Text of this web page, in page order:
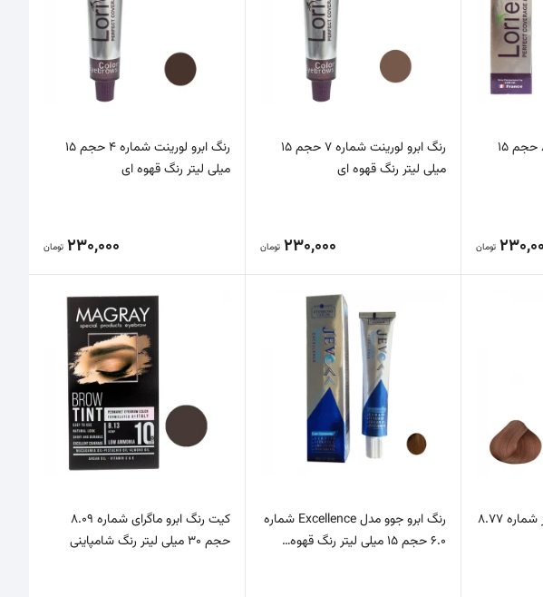
رنگ ابرو لورینت شماره 8 حجم 15
تومان
رنگ ابرو لورینت شماره 7 حجم 15
میلی لیتر رنگ قهوه ای
230,000 تومان
رنگ ابرو لورینت شماره 4 حجم 15
میلی لیتر رنگ قهوه ای
230,000 تومان
کیت رنگ ابرو داماسک رُز شماره 8.77
رنگ ابرو جوو مدل Excellence شماره
6.0 حجم 15 میلی لیتر رنگ قهوه…
کیت رنگ ابرو ماگرای شماره 8.09
حجم 30 میلی لیتر رنگ شامپاینی